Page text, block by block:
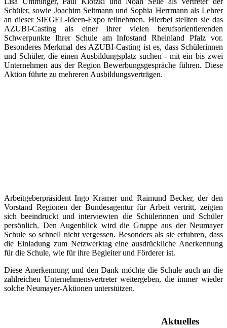
Schüler, sowie Joachim Seltmann und Sophia Herrmann als Lehrer
an dieser SIEGEL-Ideen-Expo teilnehmen. Hierbei stellten sie das
AZUBI-Casting als einer ihrer vielen berufsorientierenden
Schwerpunkte Ihrer Schule am Infostand Rheinland Pfalz vor.
Besonderes Merkmal des AZUBI-Casting ist es, dass Schülerinnen
und Schüler, die einen Ausbildungsplatz suchen - mit ein bis zwei
Unternehmen aus der Region Bewerbungsgespräche führen. Diese
Aktion führte zu mehreren Ausbildungsverträgen.
Arbeitgeberpräsident Ingo Kramer und Raimund Becker, der den
Vorstand Regionen der Bundesagentur für Arbeit vertritt, zeigten
sich beeindruckt und interviewten die Schülerinnen und Schüler
persönlich. Den Augenblick wird die Gruppe aus der Neumayer
Schule so schnell nicht vergessen. Besonders als sie erfuhren, dass
die Einladung zum Netzwerktag eine ausdrückliche Anerkennung
für die Schule, wie für ihre Begleiter und Förderer ist.
Diese Anerkennung und den Dank möchte die Schule auch an die
zahlreichen Unternehmensvertreter weitergeben, die immer wieder
solche Neumayer-Aktionen unterstützen.
Aktuelles